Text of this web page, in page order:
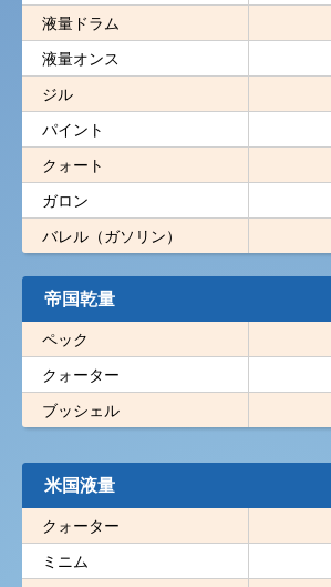
液量ドラム
液量オンス
ジル
パイント
クォート
ガロン
バレル（ガソリン）
帝国乾量
ペック
クォーター
ブッシェル
米国液量
クォーター
ミニム